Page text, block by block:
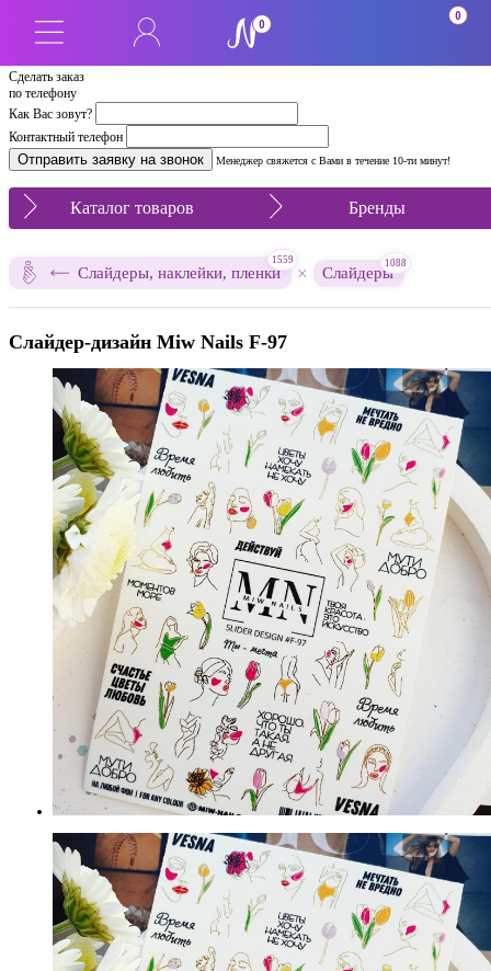
Сделать заказ
по телефону
Как Вас зовут?
Контактный телефон
Менеджер свяжется с Вами в течение 10-ти минут!
0
0
Каталог товаров Бренды
Слайдеры, наклейки, пленки
1559
× Слайдеры
1088
Слайдер-дизайн Miw Nails F-97